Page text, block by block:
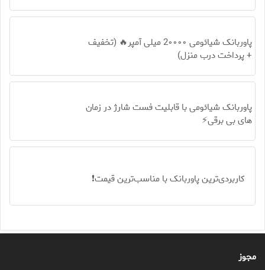
پاوربانک شیائومی 2۰۰۰۰ میلی آمپر🔥 (تخفیف
+ پرداخت درب منزل)
پاوربانک شیائومی با قابلیت فست شارژ در زمان
های بی برقی⚡
کاربردی‌ترین پاوربانک با مناسب‌ترین قیمت❗
مجوز